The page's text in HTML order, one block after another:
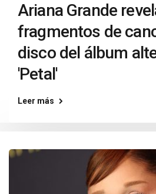
Ariana Grande
fragmentos de
disco del álbum
'Petal'
Leer más